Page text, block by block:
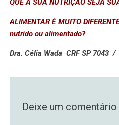
QUE A SUA NUTRIÇÃO SEJA
ALIMENTAR É MUITO
nutrido ou alimentado?
Dra. Célia Wada CRF SP 7043 /
Deixe um comentário